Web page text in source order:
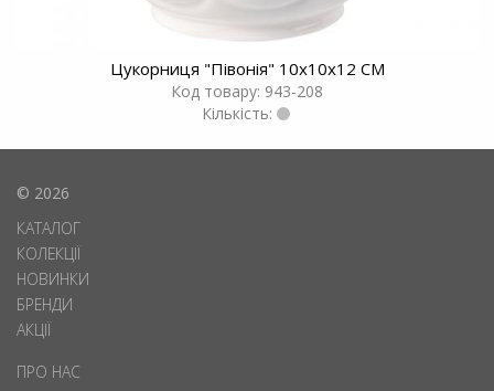
Цукорниця "Пiвонiя" 10x10x12 СМ
Код товару: 943-208
Кількість:
© 2026
КАТАЛОГ
КОЛЕКЦІЇ
НОВИНКИ
БРЕНДИ
АКЦІЇ
ПРО НАС